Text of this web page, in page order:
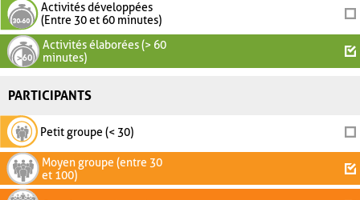
Activités développées
(Entre 30 et 60 minutes)
Activités élaborées (> 60
minutes)
PARTICIPANTS
Petit groupe (< 30)
Moyen groupe (entre 30
et 100)